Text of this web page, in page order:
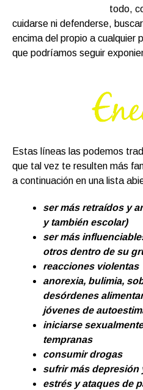
todo,
cuidarse ni defenderse,
encima del propio a cualquier
que podríamos seguir
Estas líneas las podemos
que tal vez te resulten más
a continuación en una lista
ser más retraídos y
y también escolar)
ser más
otros dentro de su
reacciones violentas
anorexia, bulimia,
desórdenes
jóvenes de
iniciarse
tempranas
consumir drogas
sufrir más depresión
estrés y ataques de